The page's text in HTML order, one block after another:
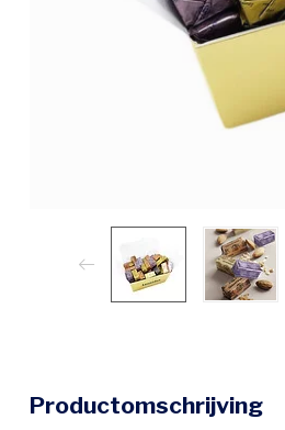
Productomschrijving